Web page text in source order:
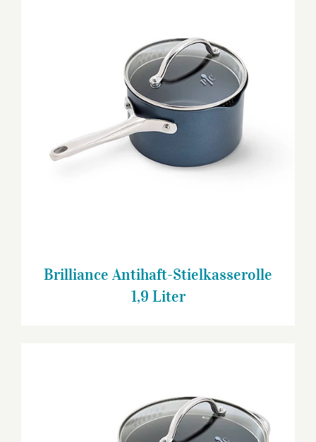
Brilliance Antihaft-Stielkasserolle 1,9
Liter
Brilliance Antihaft-Stielkasserolle
1,9 Liter